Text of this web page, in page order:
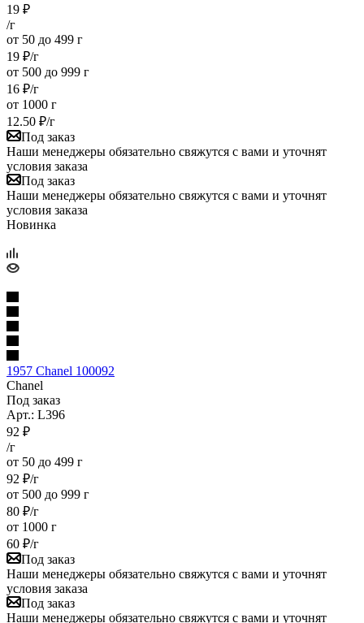
19 ₽
/г
от 50 до 499 г
19 ₽/г
от 500 до 999 г
16 ₽/г
от 1000 г
12.50 ₽/г
Под заказ
Наши менеджеры обязательно свяжутся с вами и уточнят
условия заказа
Под заказ
Наши менеджеры обязательно свяжутся с вами и уточнят
условия заказа
Новинка
1957 Chanel 100092
Chanel
Под заказ
Арт.: L396
92 ₽
/г
от 50 до 499 г
92 ₽/г
от 500 до 999 г
80 ₽/г
от 1000 г
60 ₽/г
Под заказ
Наши менеджеры обязательно свяжутся с вами и уточнят
условия заказа
Под заказ
Наши менеджеры обязательно свяжутся с вами и уточнят